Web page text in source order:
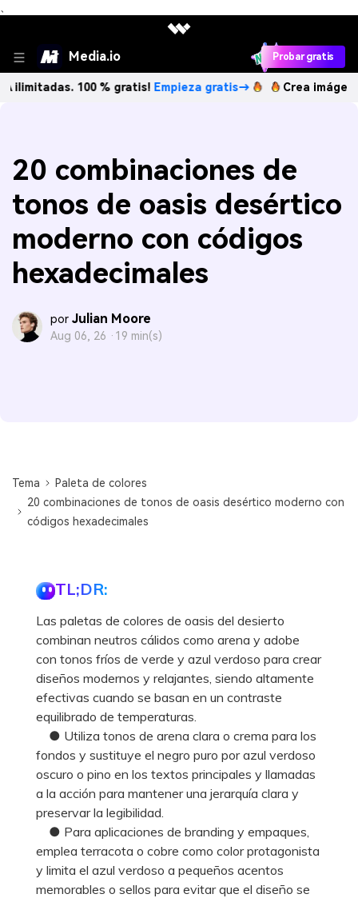
、
Media.io Probar gratis
100 % gratis! Empieza gratis→ Crea imágenes IA
20 combinaciones de
tonos de oasis desértico
moderno con códigos
hexadecimales
por Julian Moore
Aug 06, 26 · 19 min(s)
Tema
Paleta de colores
20 combinaciones de tonos de oasis desértico moderno con
códigos hexadecimales
TL;DR:
Las paletas de colores de oasis del desierto
combinan neutros cálidos como arena y adobe
con tonos fríos de verde y azul verdoso para crear
diseños modernos y relajantes, siendo altamente
efectivas cuando se basan en un contraste
equilibrado de temperaturas.
● Utiliza tonos de arena clara o crema para los
fondos y sustituye el negro puro por azul verdoso
oscuro o pino en los textos principales y llamadas
a la acción para mantener una jerarquía clara y
preservar la legibilidad.
● Para aplicaciones de branding y empaques,
emplea terracota o cobre como color protagonista
y limita el azul verdoso a pequeños acentos
memorables o sellos para evitar que el diseño se